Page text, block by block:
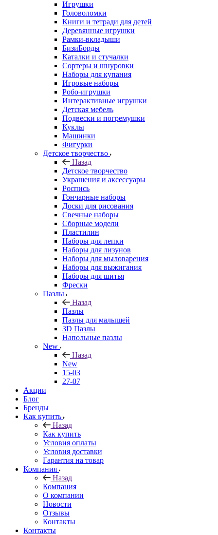
Игрушки
Головоломки
Книги и тетради для детей
Деревянные игрушки
Рамки-вкладыши
БизиБорды
Каталки и стучалки
Сортеры и шнуровки
Наборы для купания
Игровые наборы
Робо-игрушки
Интерактивные игрушки
Детская мебель
Подвески и погремушки
Куклы
Машинки
Фигурки
Детское творчество
Назад
Детское творчество
Украшения и аксессуары
Роспись
Гончарные наборы
Доски для рисования
Свечные наборы
Сборные модели
Пластилин
Наборы для лепки
Наборы для лизунов
Наборы для мыловарения
Наборы для выжигания
Наборы для шитья
Фрески
Пазлы
Назад
Пазлы
Пазлы для малышей
3D Пазлы
Напольные пазлы
New
Назад
New
15-03
27-07
Акции
Блог
Бренды
Как купить
Назад
Как купить
Условия оплаты
Условия доставки
Гарантия на товар
Компания
Назад
Компания
О компании
Новости
Отзывы
Контакты
Контакты